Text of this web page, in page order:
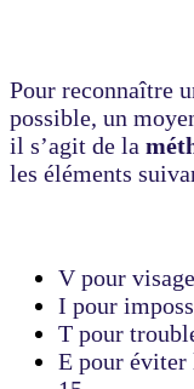
Pour reconnaître
possible, un
il s’agit de la
les éléments
V pour
I pour
T pour
E pour éviter